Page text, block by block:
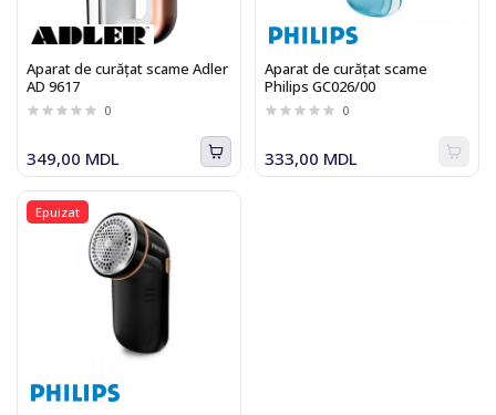
Aparat de curăţat scame Adler
AD 9617
0
349,00 MDL
Aparat de curăţat scame
Philips GC026/00
0
333,00 MDL
Epuizat